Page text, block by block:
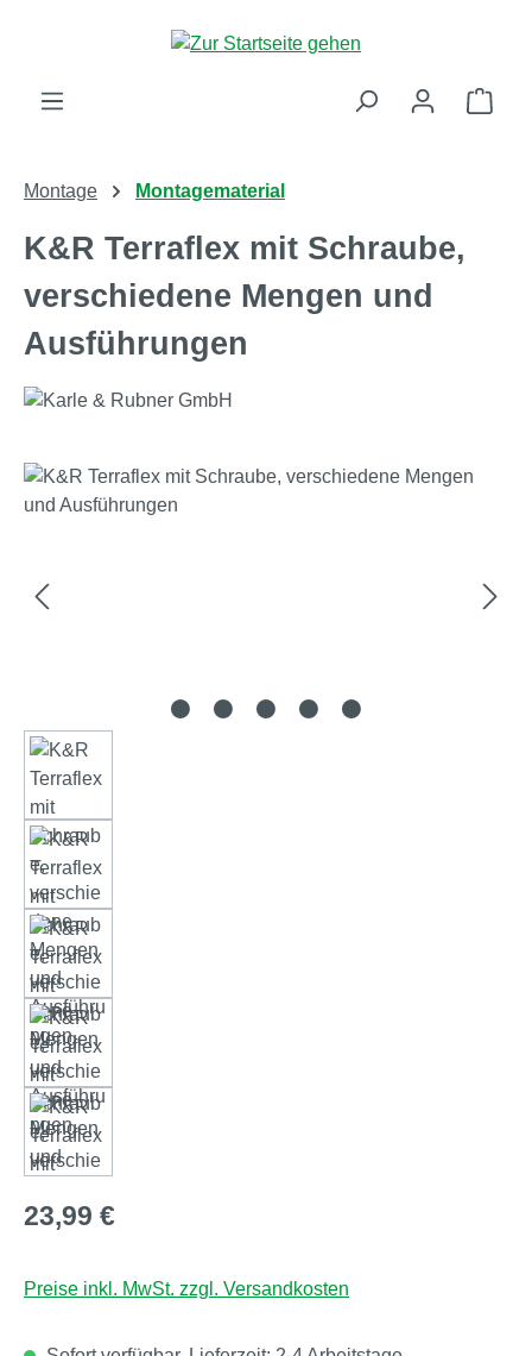
Zum Hauptinhalt springen
Montage Montagematerial
K&R Terraflex mit Schraube,
verschiedene Mengen und
Ausführungen
Bildergalerie überspringen
Regulärer Preis:
23,99 €
Preise inkl. MwSt. zzgl. Versandkosten